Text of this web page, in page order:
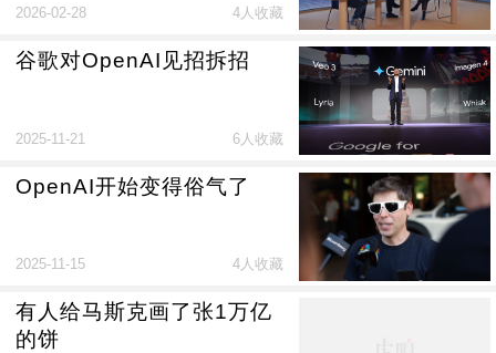
2026-02-28 4人收藏
谷歌对OpenAI见招拆招
2025-11-21 6人收藏
OpenAI开始变得俗气了
2025-11-15 4人收藏
有人给马斯克画了张1万亿
的饼